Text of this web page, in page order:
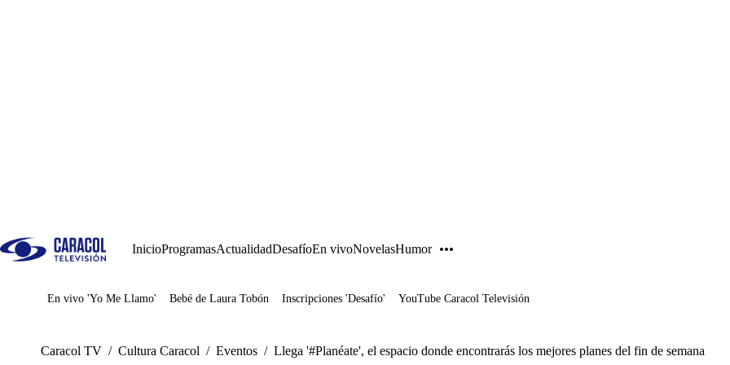
InicioProgramasActualidadDesafíoEn vivoNovelasHumor
Juegos
En vivo 'Yo Me Llamo' Bebé de Laura Tobón Inscripciones 'Desafío' YouTube Caracol Televisión
Caracol TV / Cultura Caracol / Eventos / Llega '#Planéate', el espacio donde encontrarás los mejores planes del fin de semana